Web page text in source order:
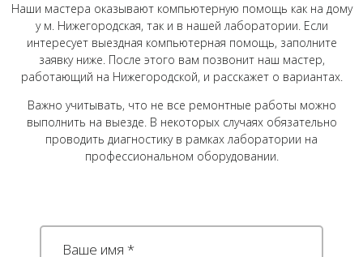
Наши мастера оказывают компьютерную помощь как на дому
у м. Нижегородская, так и в нашей лаборатории. Если
интересует выездная компьютерная помощь, заполните
заявку ниже. После этого вам позвонит наш мастер,
работающий на Нижегородской, и расскажет о вариантах.
Важно учитывать, что не все ремонтные работы можно
выполнить на выезде. В некоторых случаях обязательно
проводить диагностику в рамках лаборатории на
профессиональном оборудовании.